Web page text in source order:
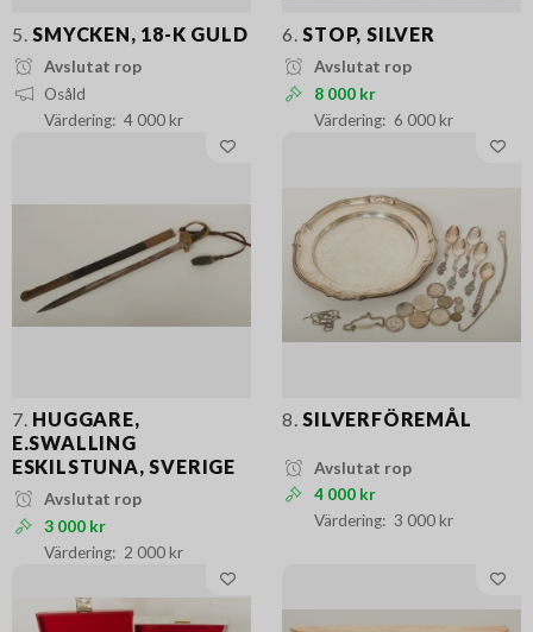
5. SMYCKEN, 18-K GULD
Avslutat rop
Osåld
4 000 kr
6. STOP, SILVER
Avslutat rop
8 000 kr
6 000 kr
7. HUGGARE,
E.SWALLING
ESKILSTUNA, SVERIGE
Avslutat rop
3 000 kr
2 000 kr
8. SILVERFÖREMÅL
Avslutat rop
4 000 kr
3 000 kr